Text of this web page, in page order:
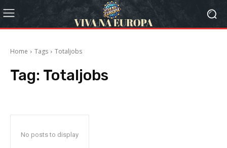
Home Tags Totaljobs
Tag: Totaljobs
No posts to display